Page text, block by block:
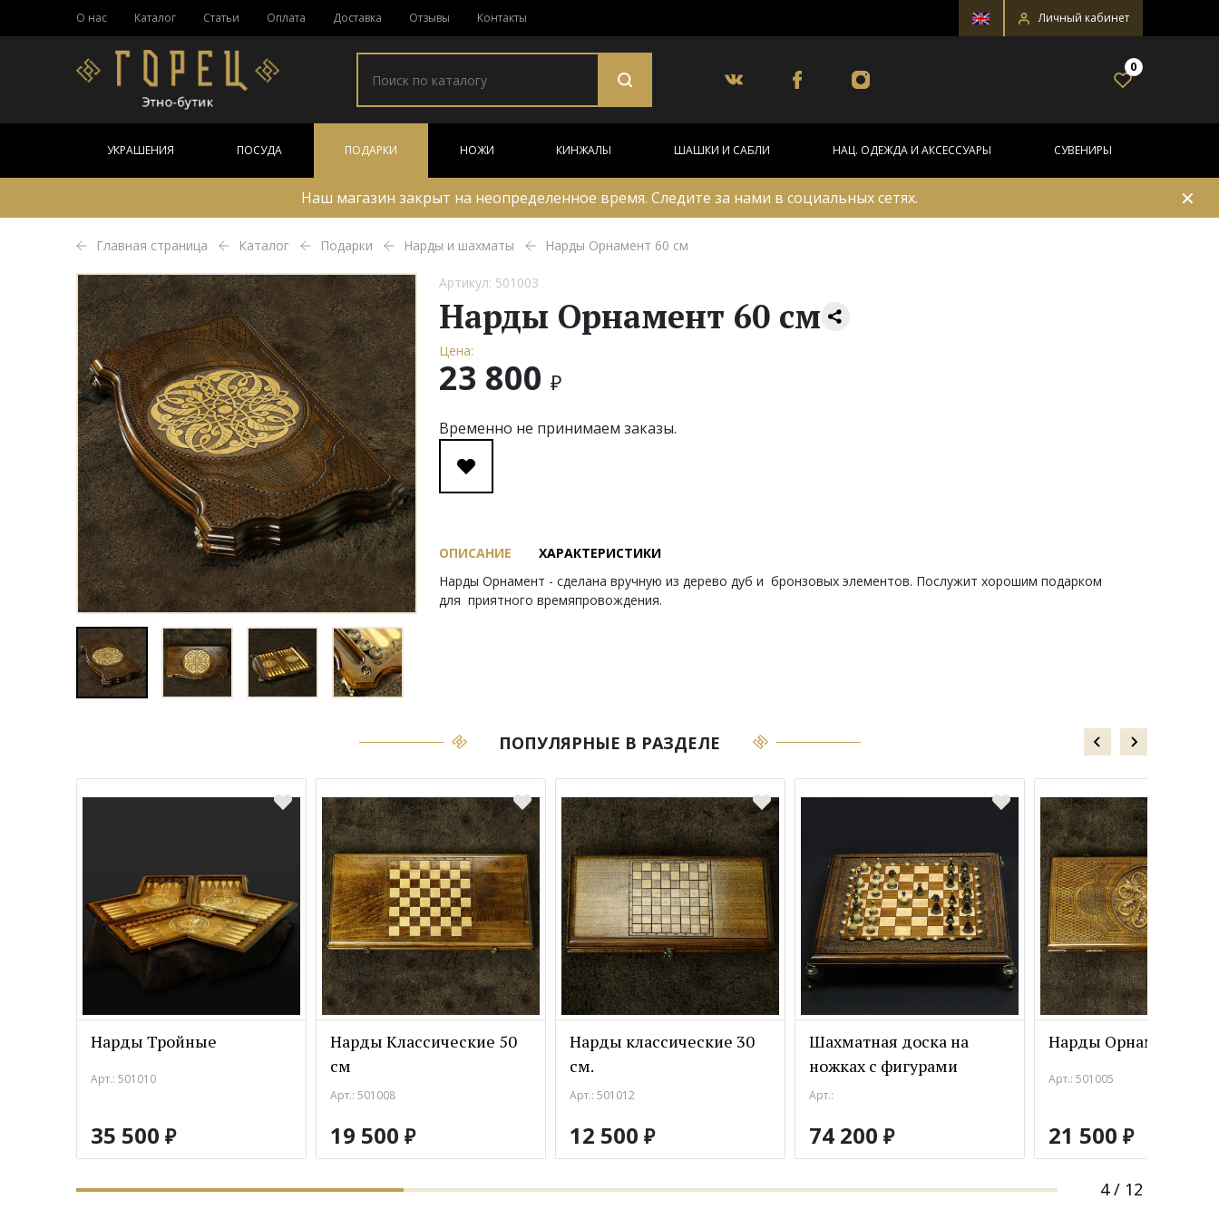
О нас Каталог Статьи Оплата Доставка Отзывы Контакты Личный кабинет
0
УКРАШЕНИЯ ПОСУДА ПОДАРКИ НОЖИ КИНЖАЛЫ ШАШКИ И САБЛИ НАЦ. ОДЕЖДА И АКСЕССУАРЫ СУВЕНИРЫ
Наш магазин закрыт на неопределенное время. Следите за нами в социальных сетях. ✕
Главная страница Каталог Подарки Нарды и шахматы Нарды Орнамент 60 см
Артикул: 501003
Нарды Орнамент 60 см
Цена:
23 800 ₽
Временно не принимаем заказы.
ОПИСАНИЕ
ХАРАКТЕРИСТИКИ
Нарды Орнамент - сделана вручную из дерево дуб и бронзовых элементов. Послужит хорошим подарком
для приятного времяпровождения.
ПОПУЛЯРНЫЕ В РАЗДЕЛЕ
Нарды Тройные
Арт.: 501010
35 500 ₽
Нарды Классические 50
см
Арт.: 501008
19 500 ₽
Нарды классические 30
см.
Арт.: 501012
12 500 ₽
Шахматная доска на
ножках с фигурами
Арт.:
74 200 ₽
Нарды Орнамент 50
Арт.: 501005
21 500 ₽
4 / 12